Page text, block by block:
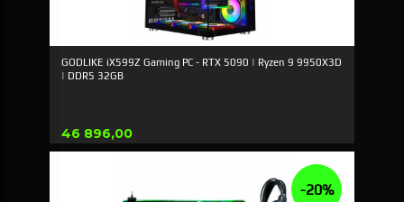
GODLIKE iX599Z Gaming PC - RTX 5090 | Ryzen 9 9950X3D
| DDR5 32GB
Pris
46 896,00
-20%